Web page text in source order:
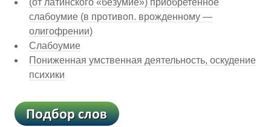
слабоумие (в противоп. врожденному —
олигофрении)
Слабоумие
Пониженная умственная деятельность, оскудение
психики